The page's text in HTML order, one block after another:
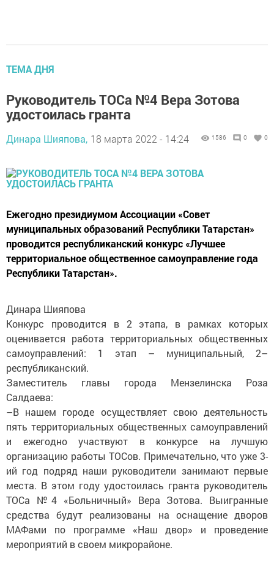
ТЕМА ДНЯ
Руководитель ТОСа №4 Вера Зотова
удостоилась гранта
Динара Шияпова, 18 марта 2022 - 14:24 1586 0 0
Ежегодно президиумом Ассоциации «Совет
муниципальных образований Республики Татарстан»
проводится республиканский конкурс «Лучшее
территориальное общественное самоуправление года
Республики Татарстан».
Динара Шияпова
Конкурс проводится в 2 этапа, в рамках которых
оценивается работа территориальных общественных
самоуправлений: 1 этап – муниципальный, 2–
республиканский.
Заместитель главы города Мензелинска Роза
Салдаева:
–В нашем городе осуществляет свою деятельность
пять территориальных общественных самоуправлений
и ежегодно участвуют в конкурсе на лучшую
организацию работы ТОСов. Примечательно, что уже 3-
ий год подряд наши руководители занимают первые
места. В этом году удостоилась гранта руководитель
ТОСа №4 «Больничный» Вера Зотова. Выигранные
средства будут реализованы на оснащение дворов
МАФами по программе «Наш двор» и проведение
мероприятий в своем микрорайоне.